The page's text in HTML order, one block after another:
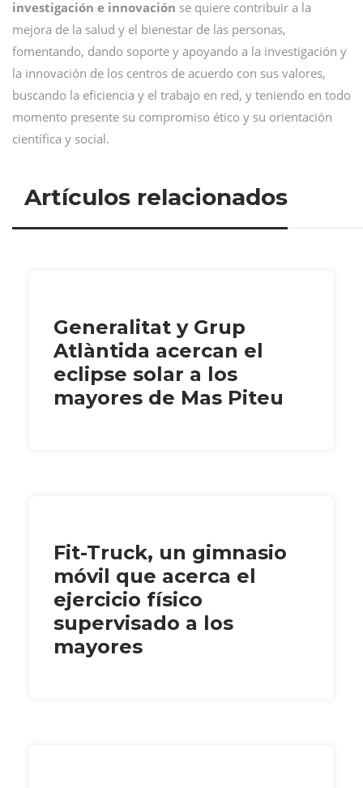
investigación e innovación se quiere contribuir a la
mejora de la salud y el bienestar de las personas,
fomentando, dando soporte y apoyando a la investigación y
la innovación de los centros de acuerdo con sus valores,
buscando la eficiencia y el trabajo en red, y teniendo en todo
momento presente su compromiso ético y su orientación
científica y social.
Artículos relacionados
Generalitat y Grup
Atlàntida acercan el
eclipse solar a los
mayores de Mas Piteu
Fit-Truck, un gimnasio
móvil que acerca el
ejercicio físico
supervisado a los
mayores